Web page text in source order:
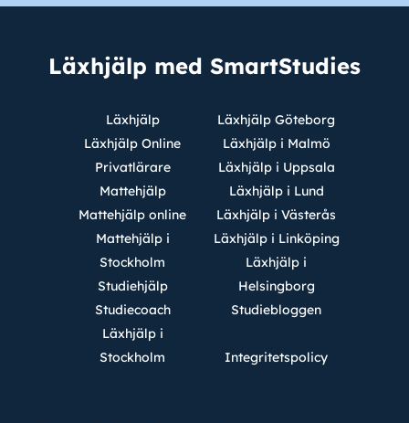
Läxhjälp med SmartStudies
Läxhjälp
Läxhjälp Online
Privatlärare
Mattehjälp
Mattehjälp online
Mattehjälp i
Stockholm
Studiehjälp
Studiecoach
Läxhjälp i
Stockholm
Läxhjälp Göteborg
Läxhjälp i Malmö
Läxhjälp i Uppsala
Läxhjälp i Lund
Läxhjälp i Västerås
Läxhjälp i Linköping
Läxhjälp i
Helsingborg
Studiebloggen
Integritetspolicy